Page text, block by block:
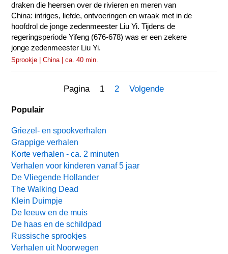
draken die heersen over de rivieren en meren van
China: intriges, liefde, ontvoeringen en wraak met in de
hoofdrol de jonge zedenmeester Liu Yi. Tijdens de
regeringsperiode Yifeng (676-678) was er een zekere
jonge zedenmeester Liu Yi.
Sprookje | China | ca. 40 min.
Pagina 12 Volgende
Populair
Griezel- en spookverhalen
Grappige verhalen
Korte verhalen - ca. 2 minuten
Verhalen voor kinderen vanaf 5 jaar
De Vliegende Hollander
The Walking Dead
Klein Duimpje
De leeuw en de muis
De haas en de schildpad
Russische sprookjes
Verhalen uit Noorwegen